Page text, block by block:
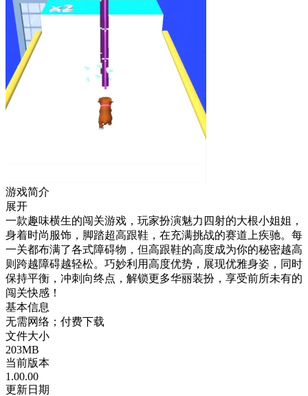
游戏简介
展开
一款趣味横生的闯关游戏，玩家扮演魅力四射的大根小姐姐，
身着时尚服饰，脚踏超高跟鞋，在充满挑战的赛道上疾驰。每
一关都布满了各式障碍物，但高跟鞋的高度成为你的秘密越高
则跨越障碍越轻松。巧妙利用高度优势，展现优雅身姿，同时
保持平衡，冲刺向终点，解锁更多华丽装扮，享受前所未有的
闯关快感！
基本信息
无需网络；付费下载
文件大小
203MB
当前版本
1.00.00
更新日期